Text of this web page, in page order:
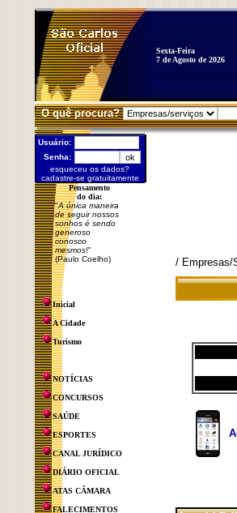
Sexta-Feira
7 de Agosto de 2026
O quê procura?
Usuário:
Senha:
esqueceu os dados?
cadastre-se gratuitamente
Pensamento
do dia:
"A única maneira
de seguir nossos
sonhos é sendo
generoso
conosco
mesmos!"
(Paulo Coelho)
Inicial
A Cidade
Turismo
NOTÍCIAS
CONCURSOS
SAÚDE
ESPORTES
CANAL JURÍDICO
DIÁRIO OFICIAL
ATAS CÂMARA
FALECIMENTOS
/ Empresas/